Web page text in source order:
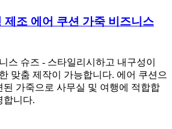
제조 에어 쿠션 가죽 비즈니스
스 슈즈 - 스타일리시하고 내구성이
맞춤 제작이 가능합니다. 에어 쿠션으
된 가죽으로 사무실 및 여행에 적합합
합니다.